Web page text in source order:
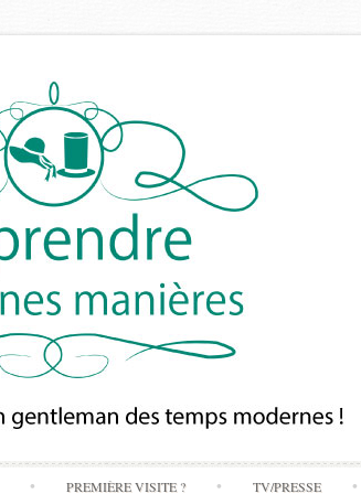
Skip
PREMIÈRE VISITE ? TV/PRESSE